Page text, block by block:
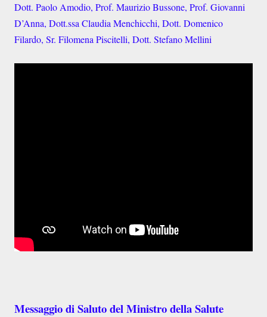
Dott. Paolo Amodio, Prof. Maurizio Bussone, Prof. Giovanni
D’Anna, Dott.ssa Claudia Menchicchi, Dott. Domenico
Filardo, Sr. Filomena Piscitelli, Dott. Stefano Mellini
Messaggio di Saluto del Ministro della Salute